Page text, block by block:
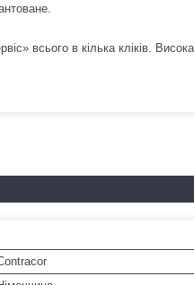
всього в кілька кліків.